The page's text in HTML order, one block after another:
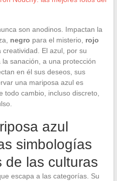
son anodinos. Impactan la
negro para el misterio, rojo
El azul, por su
sanación, a una protección
en él sus deseos, sus
una mariposa azul es
todo cambio, incluso discreto,
azul
simbologías
de las culturas
escapa a las categorías. Su